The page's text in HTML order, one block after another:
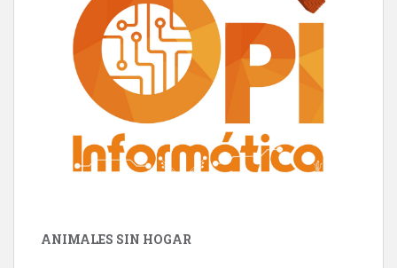
ANIMALES SIN HOGAR